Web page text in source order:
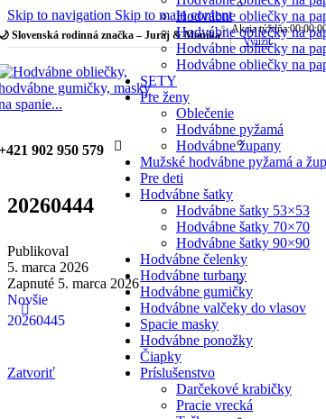
Skip to navigation Skip to main content
Slovenská rodinná značka – Juraj & Monika✨ Akcia týždňa:00:00:
|
Využiť
902 950 579
Hodvábne obliečky na
Hodvábne obliečky na
Hodvábne obliečky na
Hodvábne obliečky na
SETY
Pre ženy
Oblečenie
Hodvábne pyžamá
Hodvábne župany
Mužské hodvábne pyžamá a
Pre deti
Hodvábne šatky
Hodvábne šatky 53×53
Hodvábne šatky 70×70
Hodvábne šatky 90×90
Hodvábne čelenky
Hodvábne turbany
Hodvábne gumičky
Hodvábne valčeky do vlasov
Spacie masky
Hodvábne ponožky
Čiapky
Príslušenstvo
Darčekové krabičky
Pracie vrecká
20260444
Publikoval
5. marca 2026
Zapnuté 5. marca 2026
Novšie
20260445
Zatvoriť